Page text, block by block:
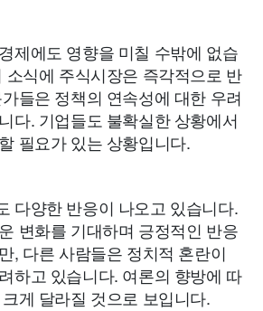
제에도 영향을 미칠 수밖에 없습
소식에 주식시장은 즉각적으로 반
들은 정책의 연속성에 대한 우려
다. 기업들도 불확실한 상황에서
필요가 있는 상황입니다.
다양한 반응이 나오고 있습니다.
변화를 기대하며 긍정적인 반응
, 다른 사람들은 정치적 혼란이
하고 있습니다. 여론의 향방에 따
게 달라질 것으로 보입니다.